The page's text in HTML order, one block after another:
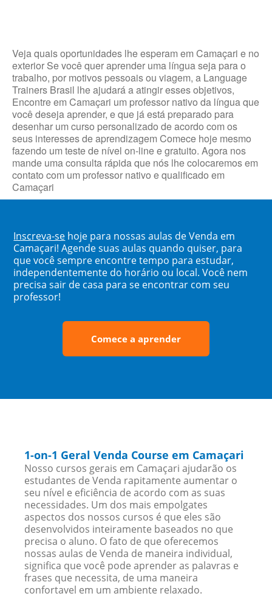
Veja quais oportunidades lhe esperam em Camaçari e no
exterior Se você quer aprender uma língua seja para o
trabalho, por motivos pessoais ou viagem, a Language
Trainers Brasil lhe ajudará a atingir esses objetivos,
Encontre em Camaçari um professor nativo da língua que
você deseja aprender, e que já está preparado para
desenhar um curso personalizado de acordo com os
seus interesses de aprendizagem Comece hoje mesmo
fazendo um teste de nível on-line e gratuito. Agora nos
mande uma consulta rápida que nós lhe colocaremos em
contato com um professor nativo e qualificado em
Camaçari
Inscreva-se hoje para nossas aulas de Venda em
Camaçari! Agende suas aulas quando quiser, para
que você sempre encontre tempo para estudar,
independentemente do horário ou local. Você nem
precisa sair de casa para se encontrar com seu
professor!
Comece a aprender
1-on-1 Geral Venda Course em Camaçari
Nosso cursos gerais em Camaçari ajudarão os
estudantes de Venda rapitamente aumentar o
seu nível e eficiência de acordo com as suas
necessidades. Um dos mais empolgates
aspectos dos nossos cursos é que eles são
desenvolvidos inteiramente baseados no que
precisa o aluno. O fato de que oferecemos
nossas aulas de Venda de maneira individual,
significa que você pode aprender as palavras e
frases que necessita, de uma maneira
confortavel em um ambiente relaxado.